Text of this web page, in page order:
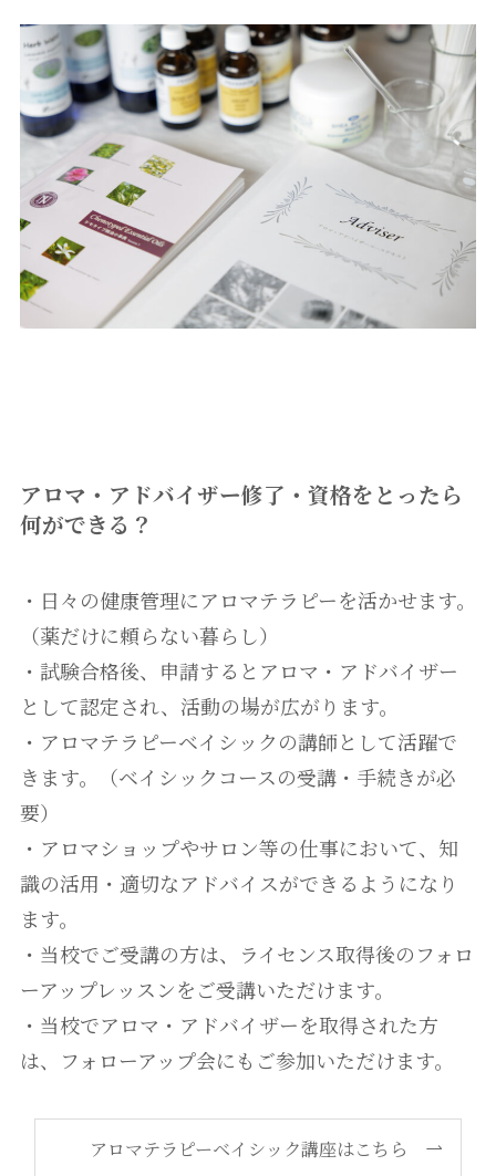
アロマ・アドバイザー修了・資格をとったら
何ができる？
・日々の健康管理にアロマテラピーを活かせます。
（薬だけに頼らない暮らし）
・試験合格後、申請するとアロマ・アドバイザー
として認定され、活動の場が広がります。
・アロマテラピーベイシックの講師として活躍で
きます。（ベイシックコースの受講・手続きが必
要）
・アロマショップやサロン等の仕事において、知
識の活用・適切なアドバイスができるようになり
ます。
・当校でご受講の方は、ライセンス取得後のフォロ
ーアップレッスンをご受講いただけます。
・当校でアロマ・アドバイザーを取得された方
は、フォローアップ会にもご参加いただけます。
アロマテラピーベイシック講座はこちら